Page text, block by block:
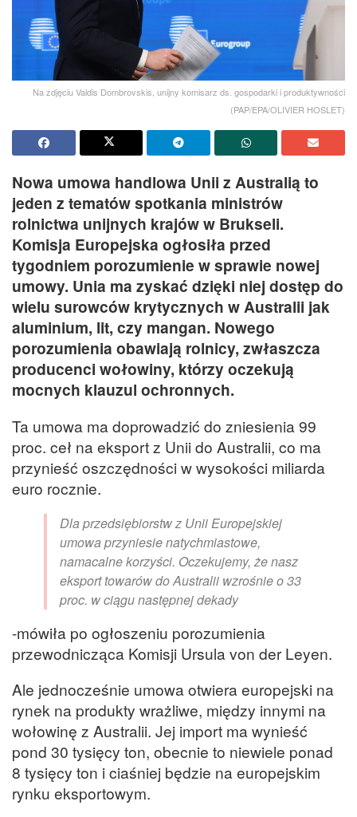
Na zdjęciu Valdis Dombrovskis, unijny komisarz ds. gospodarki i produktywności
(PAP/EPA/OLIVIER HOSLET)
Nowa umowa handlowa Unii z Australią to
jeden z tematów spotkania ministrów
rolnictwa unijnych krajów w Brukseli.
Komisja Europejska ogłosiła przed
tygodniem porozumienie w sprawie nowej
umowy. Unia ma zyskać dzięki niej dostęp do
wielu surowców krytycznych w Australii jak
aluminium, lit, czy mangan. Nowego
porozumienia obawiają rolnicy, zwłaszcza
producenci wołowiny, którzy oczekują
mocnych klauzul ochronnych.
Ta umowa ma doprowadzić do zniesienia 99
proc. ceł na eksport z Unii do Australii, co ma
przynieść oszczędności w wysokości miliarda
euro rocznie.
Dla przedsiębiorstw z Unii Europejskiej
umowa przyniesie natychmiastowe,
namacalne korzyści. Oczekujemy, że nasz
eksport towarów do Australii wzrośnie o 33
proc. w ciągu następnej dekady
-mówiła po ogłoszeniu porozumienia
przewodnicząca Komisji Ursula von der Leyen.
Ale jednocześnie umowa otwiera europejski na
rynek na produkty wrażliwe, między innymi na
wołowinę z Australii. Jej import ma wynieść
pond 30 tysięcy ton, obecnie to niewiele ponad
8 tysięcy ton i ciaśniej będzie na europejskim
rynku eksportowym.